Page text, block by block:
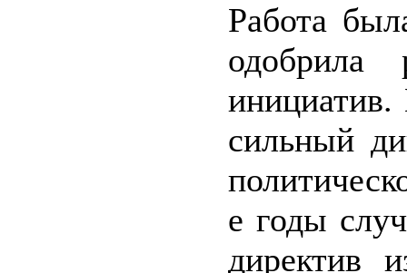
Работа
одобрила
сильный
е годы
директив